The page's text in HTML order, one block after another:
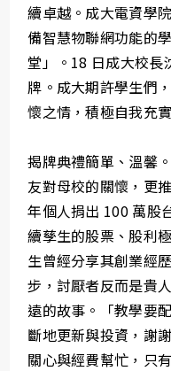
續卓越。成大電資學
備智慧物聯網功能的
堂」。18 日成大校長
牌。成大期許學生們
懷之情，積極自我充
揭牌典禮簡單、溫馨
友對母校的關懷，更
年個人捐出 100 萬股
續孳生的股票、股利
生曾經分享其創業經
步，討厭者反而是貴
遠的故事。「教學要
斷地更新與投資，謝
關心與經費幫忙，只